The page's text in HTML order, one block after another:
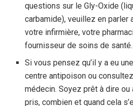
questions sur le Gly-Oxide
carbamide), veuillez en parler
votre infirmière, votre
fournisseur de soins de santé.
Si vous pensez qu’il y a eu
centre antipoison ou
médecin. Soyez prêt à dire ou
pris, combien et quand cela